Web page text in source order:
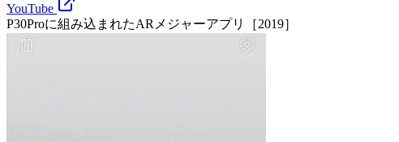
YouTube
P30Proに組み込まれたARメジャーアプリ［2019］